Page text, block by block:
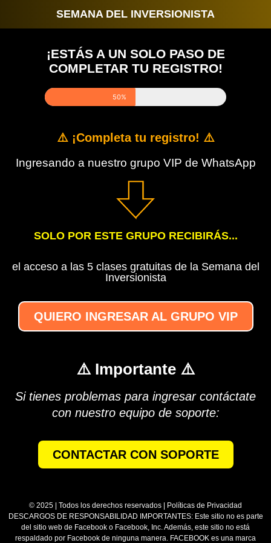
SEMANA DEL INVERSIONISTA
¡ESTÁS A UN SOLO PASO DE
COMPLETAR TU REGISTRO!
50%
⚠️ ¡Completa tu registro! ⚠️
Ingresando a nuestro grupo VIP de WhatsApp
SOLO POR ESTE GRUPO RECIBIRÁS...
el acceso a las 5 clases gratuitas de la Semana del
Inversionista
QUIERO INGRESAR AL GRUPO VIP
⚠️ Importante ⚠️
Si tienes problemas para ingresar contáctate
con nuestro equipo de soporte:
CONTACTAR CON SOPORTE
© 2025 | Todos los derechos reservados | Políticas de Privacidad
DESCARGOS DE RESPONSABILIDAD IMPORTANTES: Este sitio no es parte
del sitio web de Facebook o Facebook, Inc. Además, este sitio no está
respaldado por Facebook de ninguna manera. FACEBOOK es una marca